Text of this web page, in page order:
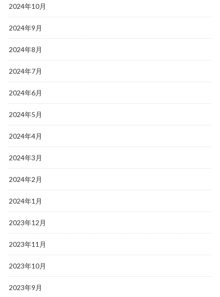
2024年10月
2024年9月
2024年8月
2024年7月
2024年6月
2024年5月
2024年4月
2024年3月
2024年2月
2024年1月
2023年12月
2023年11月
2023年10月
2023年9月